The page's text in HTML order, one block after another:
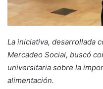
La iniciativa, desarrollada
Mercadeo Social, buscó
universitaria sobre la
alimentación.